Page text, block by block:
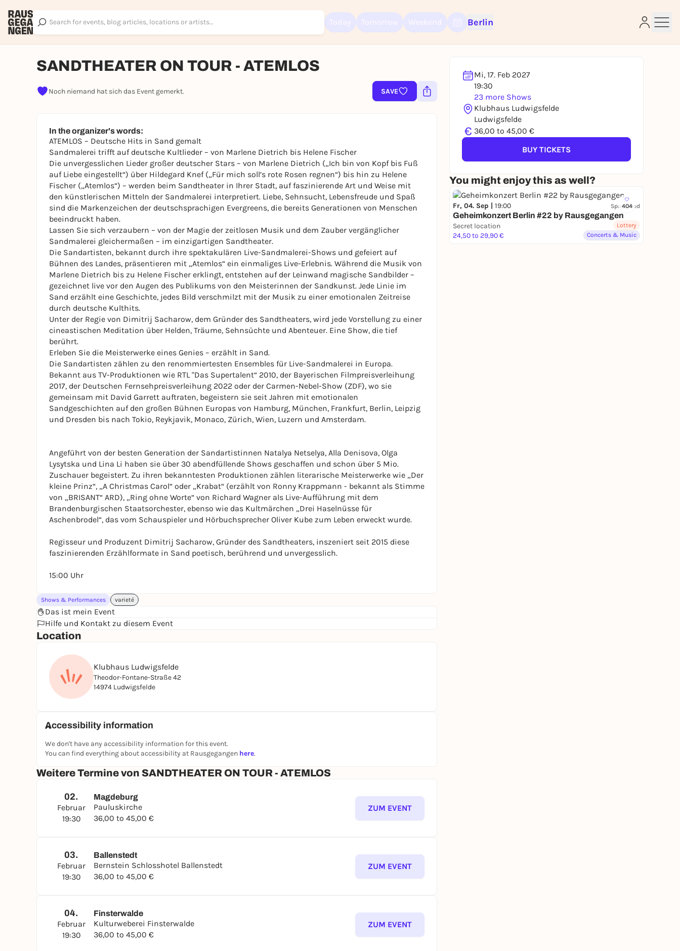
Berlin
SANDTHEATER ON TOUR - ATEMLOS
Noch niemand hat sich das Event gemerkt. SAVE
Mi, 17. Feb 2027
19:30
23 more Shows
Klubhaus Ludwigsfelde
Ludwigsfelde
€ 36,00 to 45,00 €
BUY TICKETS
You might enjoy this as well?
404
Fr, 04. Sep | 19:00 Sponsored
Geheimkonzert Berlin #22 by Rausgegangen
Secret location
24,50 to 29,90 €
Lottery
Concerts & Music
In the organizer's words:
ATEMLOS – Deutsche Hits in Sand gemalt
Sandmalerei trifft auf deutsche Kultlieder – von Marlene Dietrich bis Helene Fischer
Die unvergesslichen Lieder großer deutscher Stars – von Marlene Dietrich („Ich bin von Kopf bis Fuß
auf Liebe eingestellt“) über Hildegard Knef („Für mich soll’s rote Rosen regnen“) bis hin zu Helene
Fischer („Atemlos“) – werden beim Sandtheater in Ihrer Stadt, auf faszinierende Art und Weise mit
den künstlerischen Mitteln der Sandmalerei interpretiert. Liebe, Sehnsucht, Lebensfreude und Spaß
sind die Markenzeichen der deutschsprachigen Evergreens, die bereits Generationen von Menschen
beeindruckt haben.
Lassen Sie sich verzaubern – von der Magie der zeitlosen Musik und dem Zauber vergänglicher
Sandmalerei gleichermaßen – im einzigartigen Sandtheater.
Die Sandartisten, bekannt durch ihre spektakulären Live-Sandmalerei-Shows und gefeiert auf
Bühnen des Landes, präsentieren mit „Atemlos“ ein einmaliges Live-Erlebnis. Während die Musik von
Marlene Dietrich bis zu Helene Fischer erklingt, entstehen auf der Leinwand magische Sandbilder –
gezeichnet live vor den Augen des Publikums von den Meisterinnen der Sandkunst. Jede Linie im
Sand erzählt eine Geschichte, jedes Bild verschmilzt mit der Musik zu einer emotionalen Zeitreise
durch deutsche Kulthits.
Unter der Regie von Dimitrij Sacharow, dem Gründer des Sandtheaters, wird jede Vorstellung zu einer
cineastischen Meditation über Helden, Träume, Sehnsüchte und Abenteuer. Eine Show, die tief
berührt.
Erleben Sie die Meisterwerke eines Genies – erzählt in Sand.
Die Sandartisten zählen zu den renommiertesten Ensembles für Live-Sandmalerei in Europa.
Bekannt aus TV-Produktionen wie RTL "Das Supertalent“ 2010, der Bayerischen Filmpreisverleihung
2017, der Deutschen Fernsehpreisverleihung 2022 oder der Carmen-Nebel-Show (ZDF), wo sie
gemeinsam mit David Garrett auftraten, begeistern sie seit Jahren mit emotionalen
Sandgeschichten auf den großen Bühnen Europas von Hamburg, München, Frankfurt, Berlin, Leipzig
und Dresden bis nach Tokio, Reykjavik, Monaco, Zürich, Wien, Luzern und Amsterdam.
Angeführt von der besten Generation der Sandartistinnen Natalya Netselya, Alla Denisova, Olga
Lysytska und Lina Li haben sie über 30 abendfüllende Shows geschaffen und schon über 5 Mio.
Zuschauer begeistert. Zu ihren bekanntesten Produktionen zählen literarische Meisterwerke wie „Der
kleine Prinz“, „A Christmas Carol“ oder „Krabat“ (erzählt von Ronny Krappmann - bekannt als Stimme
von „BRISANT“ ARD), „Ring ohne Worte“ von Richard Wagner als Live-Aufführung mit dem
Brandenburgischen Staatsorchester, ebenso wie das Kultmärchen „Drei Haselnüsse für
Aschenbrodel“, das vom Schauspieler und Hörbuchsprecher Oliver Kube zum Leben erweckt wurde.
Regisseur und Produzent Dimitrij Sacharow, Gründer des Sandtheaters, inszeniert seit 2015 diese
faszinierenden Erzählformate in Sand poetisch, berührend und unvergesslich.
15:00 Uhr
Shows & Performances varieté
Das ist mein Event
Hilfe und Kontakt zu diesem Event
Location
Klubhaus Ludwigsfelde
Theodor-Fontane-Straße 42
14974 Ludwigsfelde
Accessibility information
We don't have any accessibility information for this event.
You can find everything about accessibility at Rausgegangen here.
Weitere Termine von SANDTHEATER ON TOUR - ATEMLOS
02.
Februar
19:30
Magdeburg
Pauluskirche
36,00 to 45,00 €
ZUM EVENT
03.
Februar
19:30
Ballenstedt
Bernstein Schlosshotel Ballenstedt
36,00 to 45,00 €
ZUM EVENT
04.
Februar
19:30
Finsterwalde
Kulturweberei Finsterwalde
36,00 to 45,00 €
ZUM EVENT
Sign up for free and get started right away
You already have an account?